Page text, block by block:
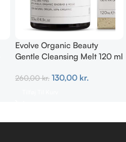
Evolve Organic Beauty
Gentle Cleansing Melt 120 ml
260,00kr. 130,00 kr.